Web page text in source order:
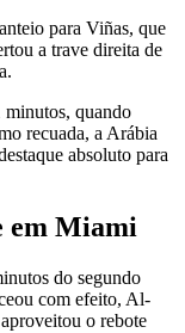
para Viñas, que
a trave direita de
minutos, quando
recuada, a Arábia
absoluto para
em Miami
do segundo
com efeito, Al-
o rebote